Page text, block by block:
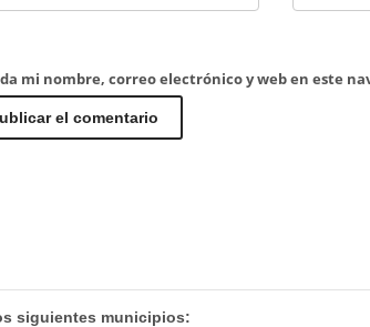
mi nombre, correo electrónico y web en este
siguientes municipios: